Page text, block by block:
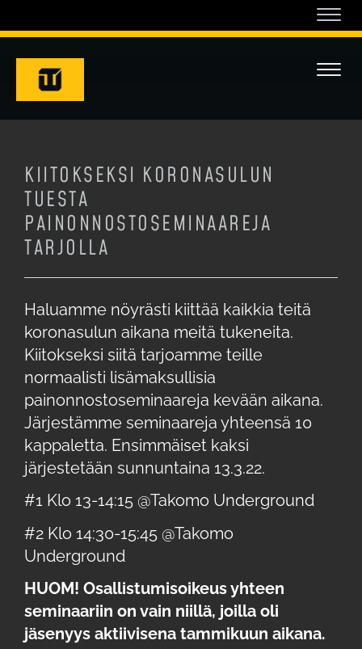
KIITOKSEKSI KORONASULUN
TUESTA
PAINONNOSTOSEMINAAREJA
TARJOLLA
Haluamme nöyrästi kiittää kaikkia teitä
koronasulun aikana meitä tukeneita.
Kiitokseksi siitä tarjoamme teille
normaalisti lisämaksullisia
painonnostoseminaareja kevään aikana.
Järjestämme seminaareja yhteensä 10
kappaletta. Ensimmäiset kaksi
järjestetään sunnuntaina 13.3.22.
#1 Klo 13-14:15 @Takomo Underground
#2 Klo 14:30-15:45 @Takomo
Underground
HUOM! Osallistumisoikeus yhteen
seminaariin on vain niillä, joilla oli
jäsenyys aktiivisena tammikuun aikana.